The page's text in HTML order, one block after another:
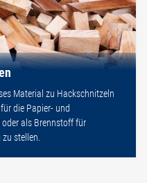
Material zu Hackschnitzeln
die Papier- und
als Brennstoff für
stellen.